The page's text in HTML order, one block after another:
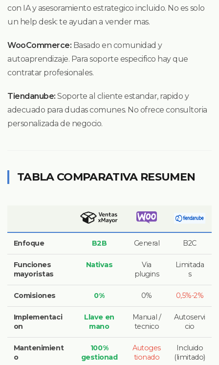
con IA y asesoramiento estrategico incluido. No es solo
un help desk: te ayudan a vender mas.
WooCommerce: Basado en comunidad y
autoaprendizaje. Para soporte especifico hay que
contratar profesionales.
Tiendanube: Soporte al cliente estandar, rapido y
adecuado para dudas comunes. No ofrece consultoria
personalizada de negocio.
TABLA COMPARATIVA RESUMEN
Enfoque B2B General B2C
Funciones
mayoristas
Nativas
Via
plugins
Limitada
s
Comisiones 0% 0% 0,5%-2%
Implementaci
on
Llave en
mano
Manual /
tecnico
Autoservi
cio
Mantenimient
o
100%
gestionad
Autoges
tionado
Incluido
(limitado)